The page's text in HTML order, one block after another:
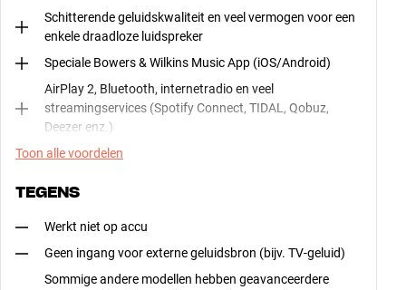
Schitterende geluidskwaliteit en veel vermogen voor een
enkele draadloze luidspreker
Speciale Bowers & Wilkins Music App (iOS/Android)
AirPlay 2, Bluetooth, internetradio en veel
streamingservices (Spotify Connect, TIDAL, Qobuz,
Deezer enz.)
Toon alle voordelen
TEGENS
Werkt niet op accu
Geen ingang voor externe geluidsbron (bijv. TV-geluid)
Sommige andere modellen hebben geavanceerdere